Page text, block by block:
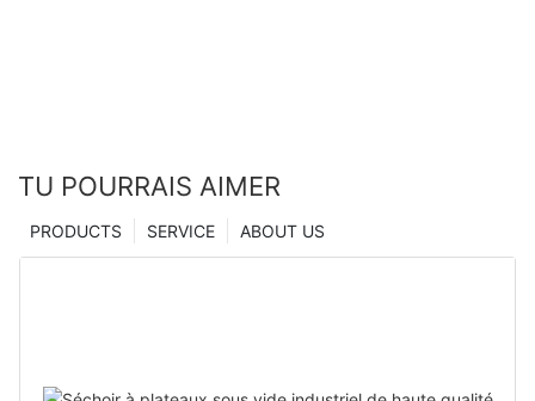
TU POURRAIS AIMER
ABOUT US
SERVICE
PRODUCTS